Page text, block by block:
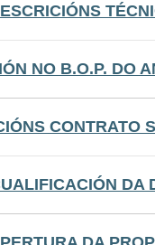
NO B.O.P. DO
CONTRATO
DA